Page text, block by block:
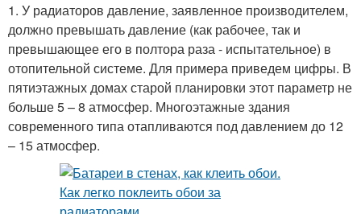
1. У радиаторов давление, заявленное производителем,
должно превышать давление (как рабочее, так и
превышающее его в полтора раза - испытательное) в
отопительной системе. Для примера приведем цифры. В
пятиэтажных домах старой планировки этот параметр не
больше 5 – 8 атмосфер. Многоэтажные здания
современного типа отапливаются под давлением до 12
– 15 атмосфер.